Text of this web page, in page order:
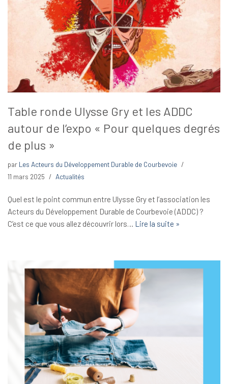
Table ronde Ulysse Gry et les ADDC
autour de l’expo « Pour quelques degrés
de plus »
par Les Acteurs du Développement Durable de Courbevoie
11 mars 2025
Actualités
Quel est le point commun entre Ulysse Gry et l’association les
Acteurs du Développement Durable de Courbevoie (ADDC) ?
C’est ce que vous allez découvrir lors… Lire la suite »